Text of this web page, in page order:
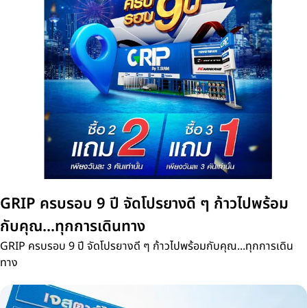
GRIP ครบรอบ 9 ปี จัดโปรยางดี ๆ ก้าวไปพร้อม
กับคุณ...ทุกการเดินทาง
GRIP ครบรอบ 9 ปี จัดโปรยางดี ๆ ก้าวไปพร้อมกับคุณ...ทุกการเดิน
ทาง